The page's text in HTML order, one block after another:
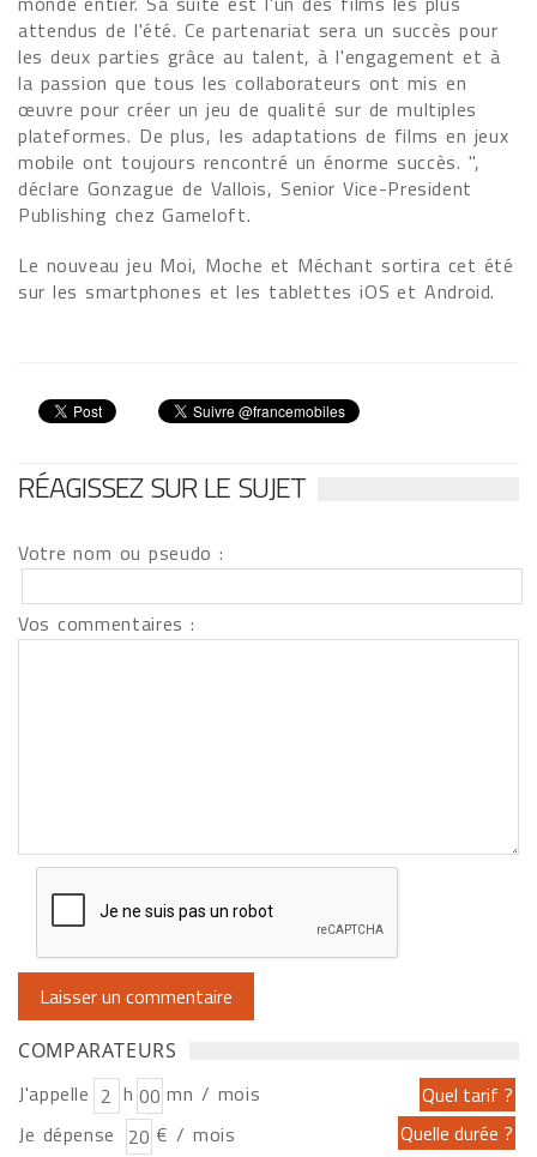
attendus de l'été. Ce partenariat sera un succès pour
les deux parties grâce au talent, à l'engagement et à
la passion que tous les collaborateurs ont mis en
œuvre pour créer un jeu de qualité sur de multiples
plateformes. De plus, les adaptations de films en jeux
mobile ont toujours rencontré un énorme succès. ",
déclare Gonzague de Vallois, Senior Vice-President
Publishing chez Gameloft.
Le nouveau jeu Moi, Moche et Méchant sortira cet été
sur les smartphones et les tablettes iOS et Android.
RÉAGISSEZ SUR LE SUJET
Votre nom ou pseudo :
Vos commentaires :
COMPARATEURS
J'appelle h
mn / mois
Je dépense
€ / mois